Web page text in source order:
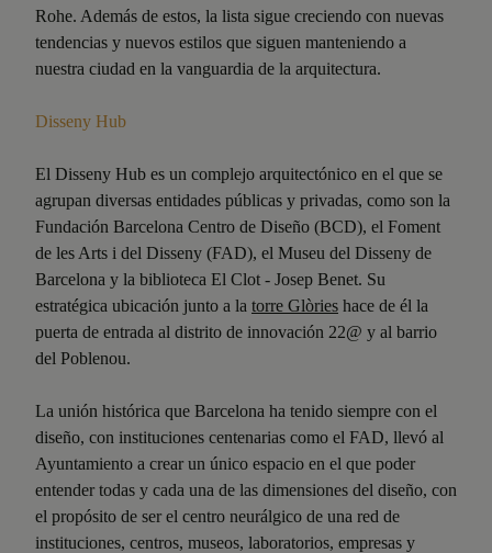
Rohe. Además de estos, la lista sigue creciendo con nuevas
tendencias y nuevos estilos que siguen manteniendo a
nuestra ciudad en la vanguardia de la arquitectura.
Disseny Hub
El Disseny Hub es un complejo arquitectónico en el que se
agrupan diversas entidades públicas y privadas, como son la
Fundación Barcelona Centro de Diseño (BCD), el Foment
de les Arts i del Disseny (FAD), el Museu del Disseny de
Barcelona y la biblioteca El Clot - Josep Benet. Su
estratégica ubicación junto a la torre Glòries hace de él la
puerta de entrada al distrito de innovación 22@ y al barrio
del Poblenou.
La unión histórica que Barcelona ha tenido siempre con el
diseño, con instituciones centenarias como el FAD, llevó al
Ayuntamiento a crear un único espacio en el que poder
entender todas y cada una de las dimensiones del diseño, con
el propósito de ser el centro neurálgico de una red de
instituciones, centros, museos, laboratorios, empresas y